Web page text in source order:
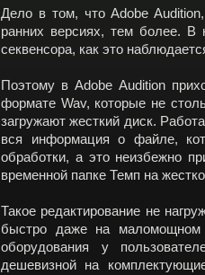
Дело в том, что Adobe
ранних версиях, тем более. В
секвенсора, как это
Поэтому в Adobe Audition
формате Wav, которые не
загружают жесткий диск.
вся информация о файле,
обработки, а это неизбежно
временной папке Темп на
Такое редактирование не
быстро даже на маломощном
оборудования у
дешевизной на